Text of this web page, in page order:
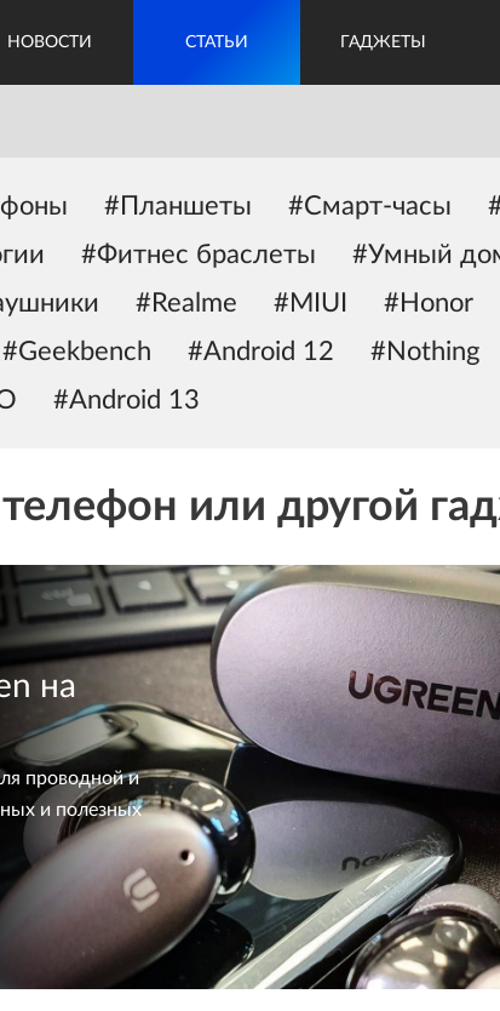
НОВОСТИ СТАТЬИ ГАДЖЕТЫ
#Планшеты #Смарт-часы
#Фитнес браслеты #Умный
#Realme #MIUI #Honor
#Geekbench #Android 12 #Nothing
#Android 13
или другой
на
проводной и
и полезных